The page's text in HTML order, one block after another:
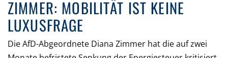
ZIMMER: MOBILITÄT IST KEINE
LUXUSFRAGE
Die AfD-Abgeordnete Diana Zimmer hat die auf zwei